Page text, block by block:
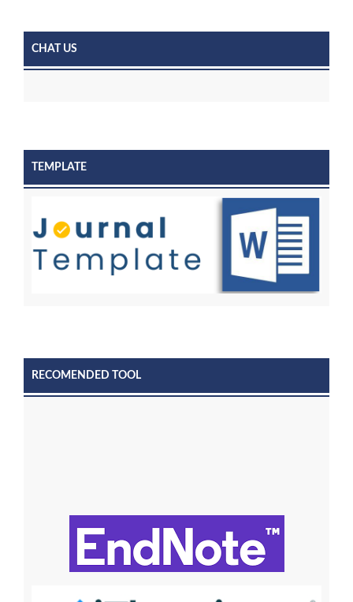
CHAT US
TEMPLATE
RECOMENDED TOOL